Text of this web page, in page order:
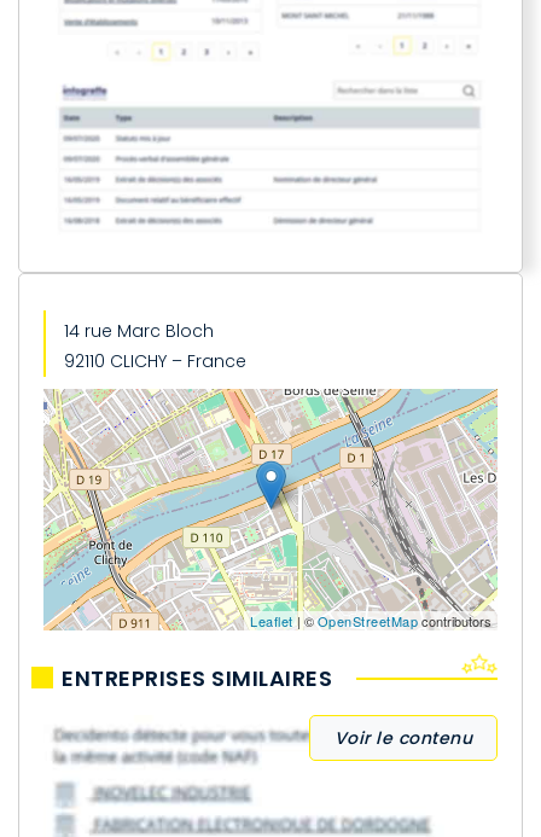
14 rue Marc Bloch
92110 CLICHY – France
Leaflet| ©OpenStreetMapcontributors
ENTREPRISES SIMILAIRES
Voir le contenu